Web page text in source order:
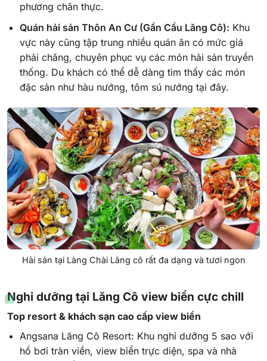
phương chân thực.
Quán hải sản Thôn An Cư (Gần Cầu Lăng Cô): Khu
vực này cũng tập trung nhiều quán ăn có mức giá
phải chăng, chuyên phục vụ các món hải sản truyền
thống. Du khách có thể dễ dàng tìm thấy các món
đặc sản như hàu nướng, tôm sú nướng tại đây.
Hải sản tại Làng Chài Lăng cô rất đa dạng và tươi ngon
Nghỉ dưỡng tại Lăng Cô view biển cực chill
Top resort & khách sạn cao cấp view biển
Angsana Lăng Cô Resort: Khu nghỉ dưỡng 5 sao với
hồ bơi tràn viền, view biển trực diện, spa và nhà